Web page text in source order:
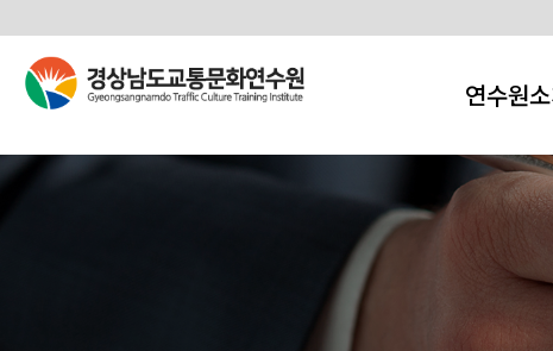
연수원